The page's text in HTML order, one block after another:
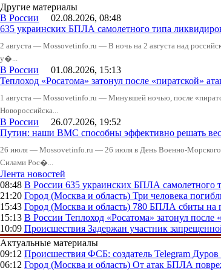
Другие материалы
В России 02.08.2026, 08:48
635 украинских БПЛА самолетного типа
2 августа — Mossovetinfo.ru — В ночь на 2 августа над
у�...
В России 01.08.2026, 15:13
Теплоход «Росатома» затонул после «пиратской»
1 августа — Mossovetinfo.ru — Минувшей ночью, после
Новороссийска...
В России 26.07.2026, 19:52
Путин: наши ВМС способны эффективно решать
26 июля — Mossovetinfo.ru — 26 июля в День Военно-
Силами Рос�...
Лента новостей
08:48 В России 635 украинских БПЛА
21:20 Город (Москва и область) Три человека
15:43 Город (Москва и область) 780 БПЛА сбиты на
15:13 В России Теплоход «Росатома» затонул после
10:09 Происшествия Задержан участник
Актуальные материалы
09:12 Происшествия ФСБ: создатель Telegram Дуров
06:12 Город (Москва и область) От атак БПЛА